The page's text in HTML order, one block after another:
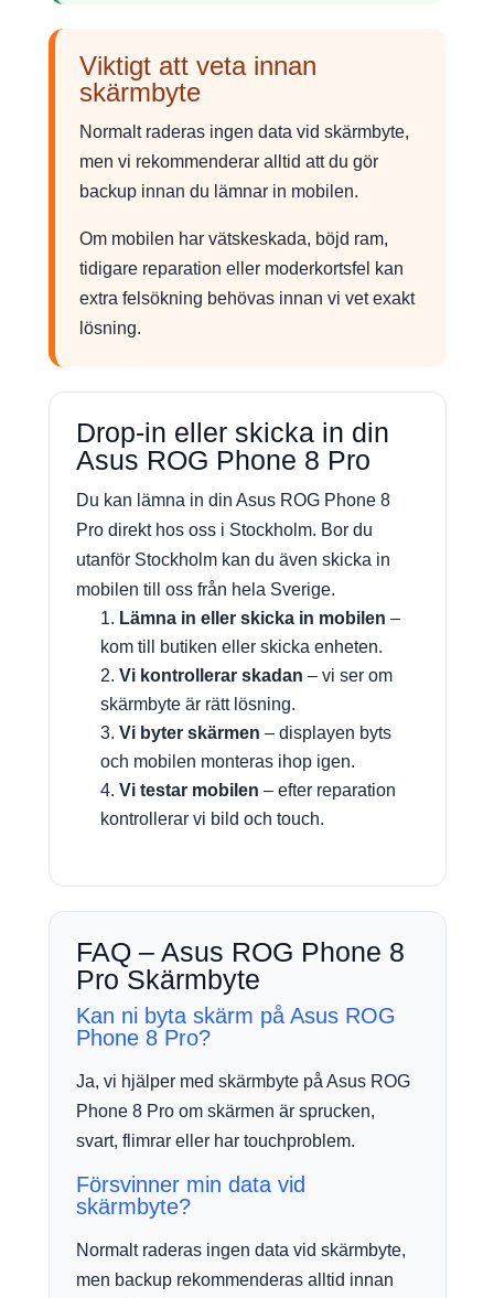
Viktigt att veta innan
skärmbyte
Normalt raderas ingen data vid skärmbyte,
men vi rekommenderar alltid att du gör
backup innan du lämnar in mobilen.
Om mobilen har vätskeskada, böjd ram,
tidigare reparation eller moderkortsfel kan
extra felsökning behövas innan vi vet exakt
lösning.
Drop-in eller skicka in din
Asus ROG Phone 8 Pro
Du kan lämna in din Asus ROG Phone 8
Pro direkt hos oss i Stockholm. Bor du
utanför Stockholm kan du även skicka in
mobilen till oss från hela Sverige.
Lämna in eller skicka in mobilen –
kom till butiken eller skicka enheten.
Vi kontrollerar skadan – vi ser om
skärmbyte är rätt lösning.
Vi byter skärmen – displayen byts
och mobilen monteras ihop igen.
Vi testar mobilen – efter reparation
kontrollerar vi bild och touch.
FAQ – Asus ROG Phone 8
Pro Skärmbyte
Kan ni byta skärm på Asus ROG
Phone 8 Pro?
Ja, vi hjälper med skärmbyte på Asus ROG
Phone 8 Pro om skärmen är sprucken,
svart, flimrar eller har touchproblem.
Försvinner min data vid
skärmbyte?
Normalt raderas ingen data vid skärmbyte,
men backup rekommenderas alltid innan